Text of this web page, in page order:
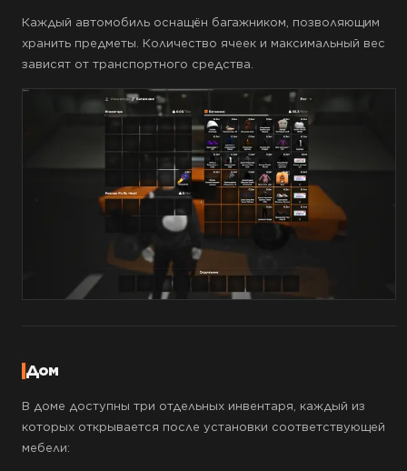
Каждый автомобиль оснащён багажником, позволяющим
хранить предметы. Количество ячеек и максимальный вес
зависят от транспортного средства.
Дом
В доме доступны три отдельных инвентаря, каждый из
которых открывается после установки соответствующей
мебели: